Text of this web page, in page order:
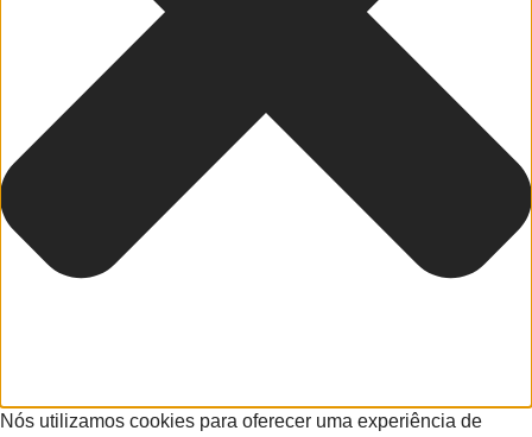
Nós utilizamos cookies para oferecer uma experiência de